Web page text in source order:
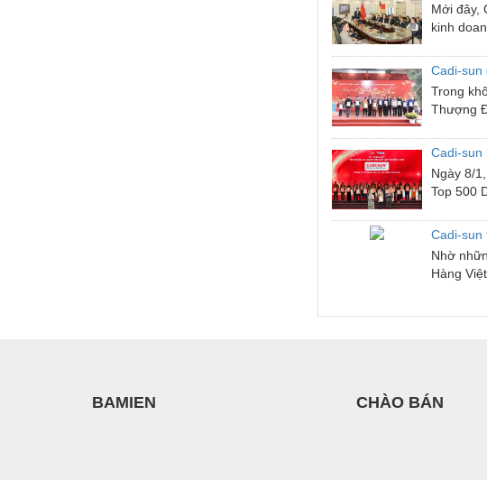
Mới đây,
kinh
Cadi-sun
Trong
Thượng
Cadi-sun
Ngày 8/
Top 500
Cadi-sun
Nhờ
Hàng
BAMIEN CHÀO BÁN